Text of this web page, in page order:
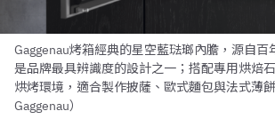
Gaggenau烤箱經典的星空藍琺瑯內膽，源自百
是品牌最具辨識度的設計之一；搭配專用烘焙
烘烤環境，適合製作披薩、歐式麵包與法式薄
Gaggenau）